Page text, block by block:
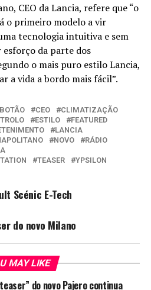
CEO da Lancia, refere que “o
o primeiro modelo a vir
tecnologia intuitiva e sem
esforço da parte dos
o mais puro estilo Lancia,
a vida a bordo mais fácil”.
CEO
CLIMATIZAÇÃO
ESTILO
FEATURED
LANCIA
NOVO
RÁDIO
TEASER YPSILON
Scénic E-Tech
do novo Milano
MAY LIKE
do novo Pajero continua